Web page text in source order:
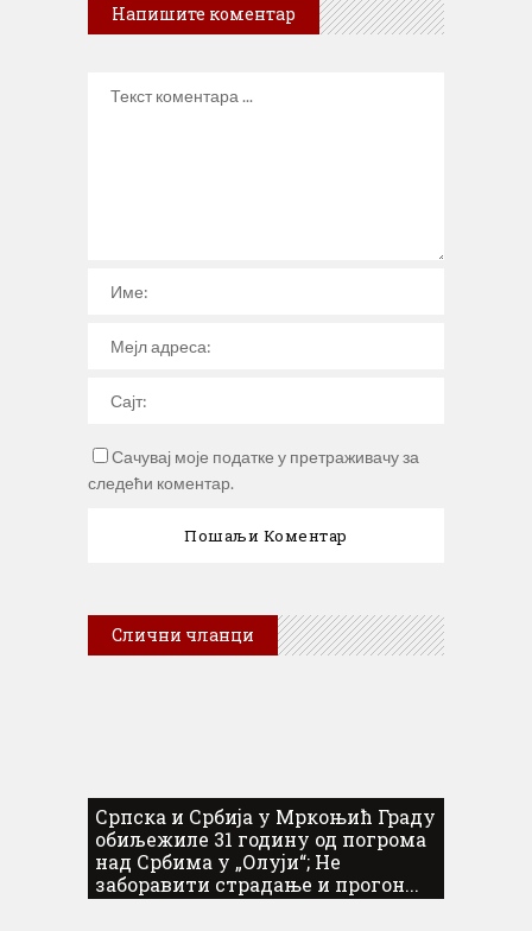
Напишите коментар
Сачувај моје податке у претраживачу за
следећи коментар.
Слични чланци
Српска и Србија у Мркоњић Граду
обиљежиле 31 годину од погрома
над Србима у „Олуји“; Не
заборавити страдање и прогон...